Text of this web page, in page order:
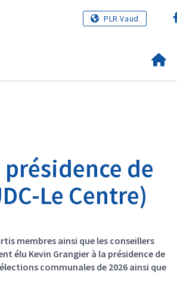
PLR Vaud
de
Le Centre)
membres ainsi que les conseillers
élu Kevin Grangier à la présidence de
communales de 2026 ainsi que